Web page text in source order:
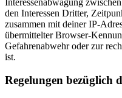
den Interessen Dritter,
zusammen mit deiner IP-
übermittelter Browser-
Gefahrenabwehr oder zur
ist.
Regelungen bezüglich